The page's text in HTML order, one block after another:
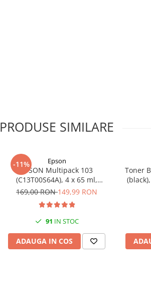
PRODUSE SIMILARE
-11% Epson
EPSON Multipack 103
(C13T00S64A), 4 x 65 ml,
Black/Cyan/Magenta/Yellow
169,00 RON149,99 RON
91 IN STOC
ADAUGA IN COS
Toner